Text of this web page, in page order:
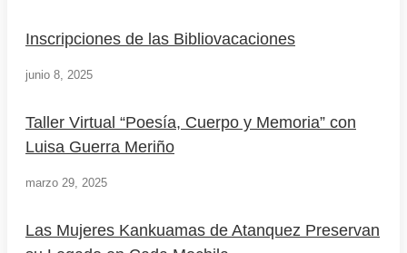
Inscripciones de las Bibliovacaciones
junio 8, 2025
Taller Virtual “Poesía, Cuerpo y Memoria” con
Luisa Guerra Meriño
marzo 29, 2025
Las Mujeres Kankuamas de Atanquez Preservan